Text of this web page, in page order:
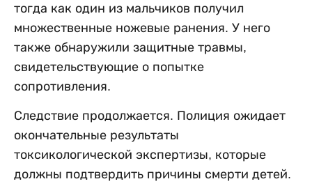
тогда как один из мальчиков получил
множественные ножевые ранения. У него
также обнаружили защитные травмы,
свидетельствующие о попытке
сопротивления.
Следствие продолжается. Полиция ожидает
окончательные результаты
токсикологической экспертизы, которые
должны подтвердить причины смерти детей.